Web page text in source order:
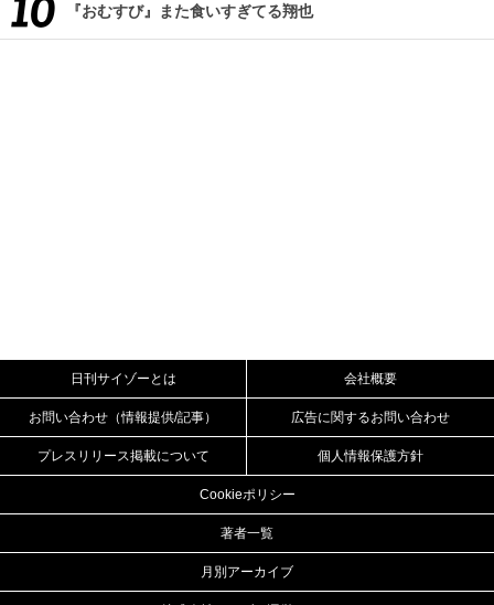
『おむすび』また食いすぎてる翔也
日刊サイゾーとは 会社概要
お問い合わせ（情報提供/記事） 広告に関するお問い合わせ
プレスリリース掲載について 個人情報保護方針
Cookieポリシー
著者一覧
月別アーカイブ